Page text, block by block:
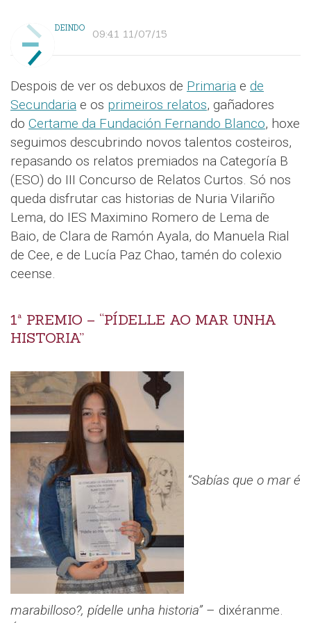
DEINDO 09:41 11/07/15
Despois de ver os debuxos de Primaria e de
Secundaria e os primeiros relatos, gañadores
do Certame da Fundación Fernando Blanco, hoxe
seguimos descubrindo novos talentos costeiros,
repasando os relatos premiados na Categoría B
(ESO) do III Concurso de Relatos Curtos. Só nos
queda disfrutar cas historias de Nuria Vilariño
Lema, do IES Maximino Romero de Lema de
Baio, de Clara de Ramón Ayala, do Manuela Rial
de Cee, e de Lucía Paz Chao, tamén do colexio
ceense.
1ª PREMIO – “PÍDELLE AO MAR UNHA
HISTORIA”
“Sabías que o mar é
marabilloso?, pídelle unha historia”– dixéranme.